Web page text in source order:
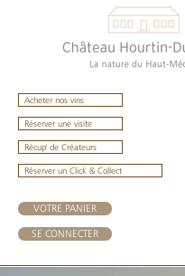
Acheter nos vins
Réserver une visite
Récup' de Créateurs
VOTRE PANIER
Réserver un Click & Collect
SE CONNECTER